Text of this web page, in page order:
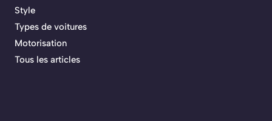
Style
Types de voitures
Motorisation
Tous les articles